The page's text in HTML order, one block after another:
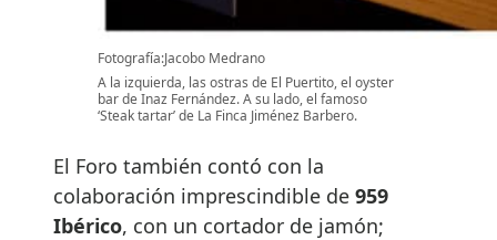
Fotografía:Jacobo Medrano
A la izquierda, las ostras de El Puertito, el oyster
bar de Inaz Fernández. A su lado, el famoso
‘Steak tartar’ de La Finca Jiménez Barbero.
El Foro también contó con la
colaboración imprescindible de 959
Ibérico, con un cortador de jamón;